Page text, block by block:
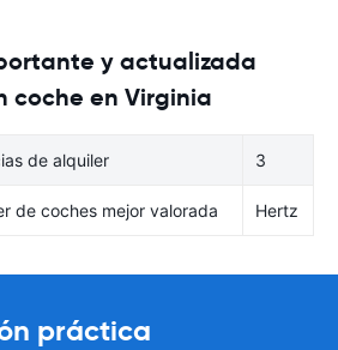
y actualizada
coche en Virginia
de alquiler 3
de coches mejor valorada Hertz
práctica